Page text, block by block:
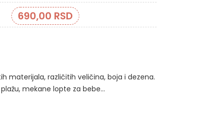
690,00 RSD
materijala, različitih veličina, boja i dezena.
mekane lopte za bebe…